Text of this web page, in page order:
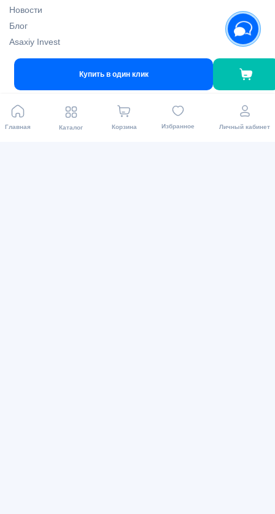
Главная Каталог Корзина Избранное Личный кабинет
Купить в один клик
Новости
Блог
Asaxiy Invest
Карта сайта
Доставка и магазины
Наши магазины